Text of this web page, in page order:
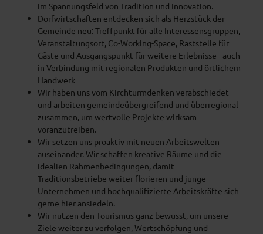
im Spannungsfeld von Tradition und Innovation.
Dorfwirtschaften entdecken sich als Herzstück der
Gemeinde neu: Treffpunkt für alle Interessensgruppen,
Veranstaltungsort, Co-Working-Space, Raststelle für
Gäste und Ausgangspunkt für weitere Erlebnisse - auch
in Verbindung mit regionalen Produkten und örtlichem
Handwerk
Wir haben uns vom Kirchturmdenken verabschiedet
und arbeiten gemeindeübergreifend und überregional
zusammen, um wertvolle Projekte wirksam
voranzutreiben.
Wir setzen uns proaktiv mit neuen Arbeitswelten
auseinander. Wir schaffen kreative Räume und die
idealien Rahmenbedingungen, damit
Traditionsbetriebe weiter florieren und junge
Unternehmen und hochqualifizierte Arbeitskräfte sich
gerne hier ansiedeln.
Wir nutzen den Tourismus ganz bewusst, um unsere
Ziele weiter zu verfolgen, Wertschöpfung und